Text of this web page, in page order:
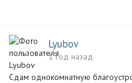
Lyubov
1 год назад
Сдам однокомнатную